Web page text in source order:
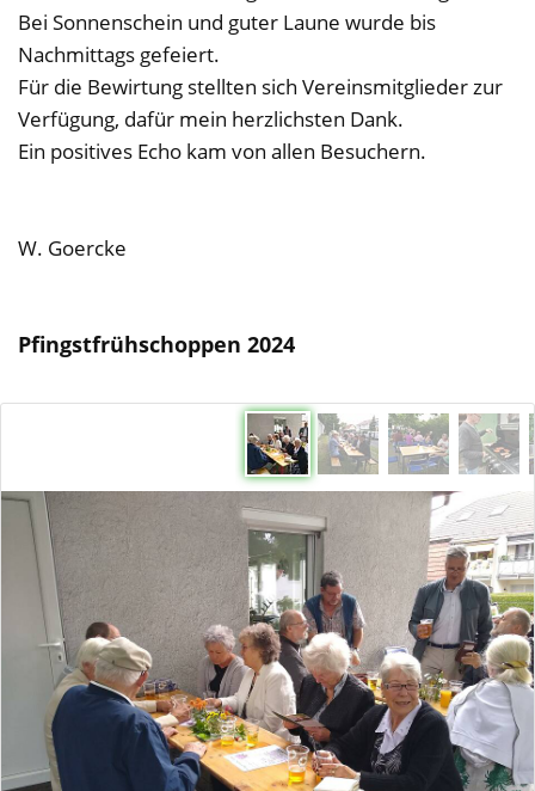
Bei Sonnenschein und guter Laune wurde bis
Nachmittags gefeiert.
Für die Bewirtung stellten sich Vereinsmitglieder zur
Verfügung, dafür mein herzlichsten Dank.
Ein positives Echo kam von allen Besuchern.
W. Goercke
Pfingstfrühschoppen 2024